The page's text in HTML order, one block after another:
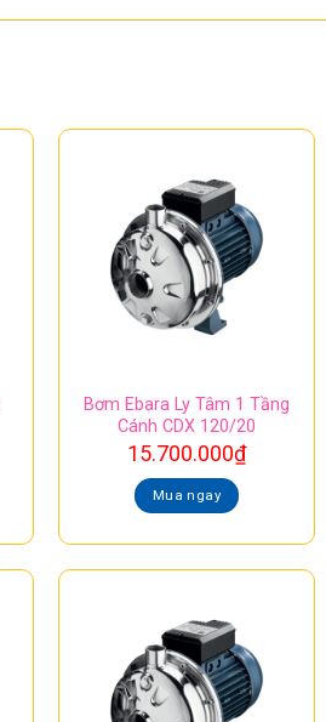
Bơm Ebara Ly Tâm 1 Tầng
Cánh CDX 120/20
15.700.000₫
Mua ngay